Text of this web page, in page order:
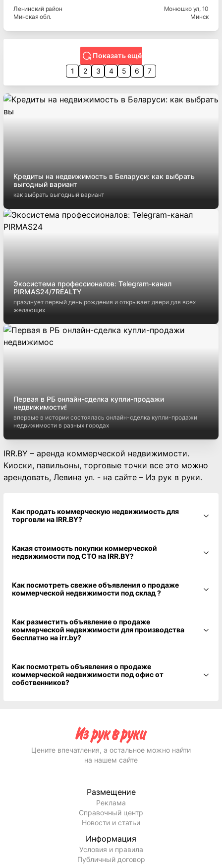
Ленинский район
Минская обл.
Монюшко ул, 10
Минск
Показать ещё
1
2 3 4 5 6 7
Кредиты на недвижимость в Беларуси: как выбрать
выгодный вариант
как выбрать выгодный вариант
Экосистема профессионалов: Telegram-канал
PIRMAS24/7REALTY
празднует первый день рождения и открывает двери для всех
желающих
Первая в РБ онлайн-сделка купли-продажи
недвижимости!
впервые в истории состоялась онлайн-сделка купли-продажи
недвижимости в разных городах
IRR.BY – аренда коммерческой недвижимости.
Киоски, павильоны, торговые точки все это можно
арендовать, Левина ул. - на сайте – Из рук в руки.
Как продать коммерческую недвижимость для
торговли на IRR.BY?
Какая стоимость покупки коммерческой
недвижимости под СТО на IRR.BY?
Как посмотреть свежие объявления о продаже
коммерческой недвижимости под склад ?
Как разместить объявление о продаже
коммерческой недвижимости для производства
бесплатно на irr.by?
Как посмотреть объявления о продаже
коммерческой недвижимости под офис от
собственников?
Цените впечатления, а остальное можно найти
на нашем сайте
Размещение
Реклама
Справочный центр
Новости и статьи
Информация
Условия и правила
Публичный договор